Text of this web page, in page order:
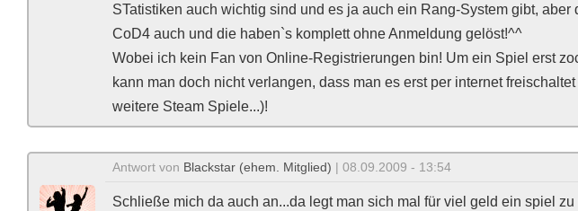
STatistiken auch wichtig sind und es ja auch ein Rang-System gibt, aber
CoD4 auch und die haben`s komplett ohne Anmeldung gelöst!^^
Wobei ich kein Fan von Online-Registrierungen bin! Um ein Spiel erst
kann man doch nicht verlangen, dass man es erst per internet
weitere Steam Spiele...)!
Antwort von Blackstar (ehem. Mitglied) | 08.09.2009 - 13:54
Schließe mich da auch an...da legt man sich mal für viel geld ein spiel